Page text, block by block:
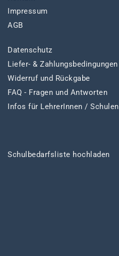
Impressum
AGB
Datenschutz
Liefer- & Zahlungsbedingungen
Widerruf und Rückgabe
FAQ - Fragen und Antworten
Infos für LehrerInnen / Schulen
Schulbedarfsliste hochladen